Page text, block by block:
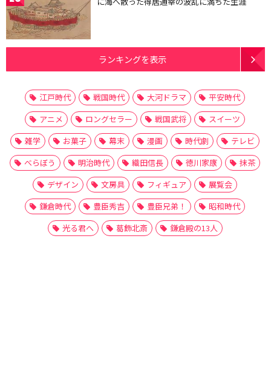
ランキングを表示
江戸時代 戦国時代 大河ドラマ
平安時代
アニメ
ロングセラー 戦国武将
スイーツ
雑学
お菓子 幕末 漫画 時代劇
テレビ
べらぼう
明治時代 織田信長 徳川家康
抹茶
デザイン
文房具 フィギュア
展覧会
鎌倉時代
豊臣秀吉 豊臣兄弟！
昭和時代
光る君へ
葛飾北斎 鎌倉殿の13人